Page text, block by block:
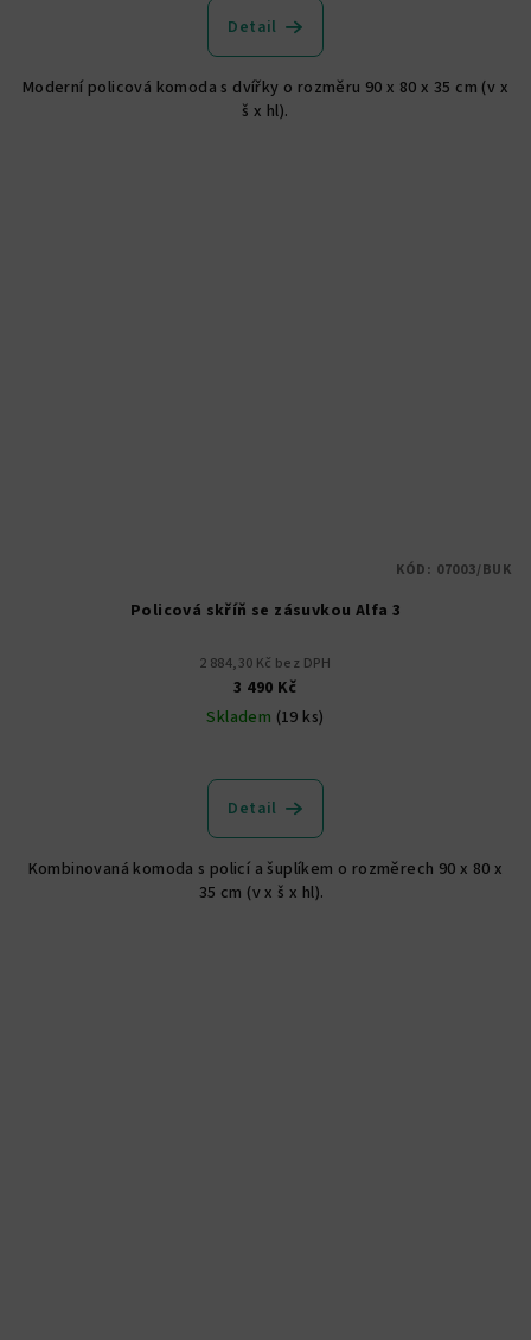
produktu
z
5
Detail
Moderní policová komoda s dvířky o rozměru 90 x 80 x 35 cm (v x
š x hl).
Policová skříň se zásuvkou Alfa 3
2 884,30 Kč bez DPH
3 490 Kč
Skladem (19 ks)
hodnocení
produktu
z
5
Detail
Kombinovaná komoda s policí a šuplíkem o rozměrech 90 x 80 x
35 cm (v x š x hl).
KÓD: 07003/BUK